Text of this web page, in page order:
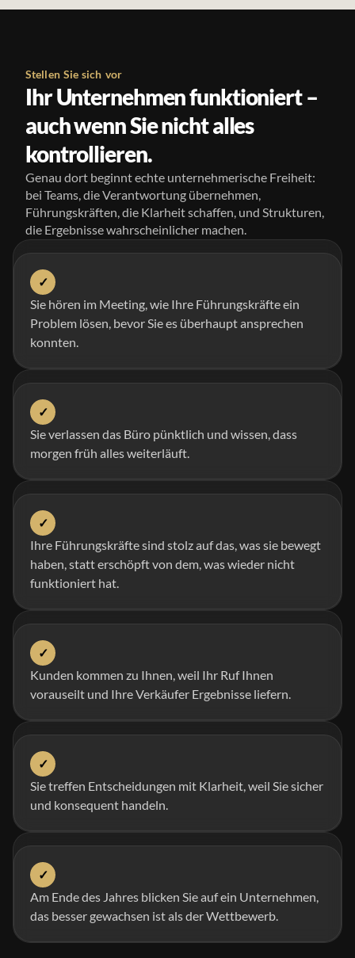
Stellen Sie sich vor
Ihr Unternehmen funktioniert –
auch wenn Sie nicht alles
kontrollieren.
Genau dort beginnt echte unternehmerische Freiheit:
bei Teams, die Verantwortung übernehmen,
Führungskräften, die Klarheit schaffen, und Strukturen,
die Ergebnisse wahrscheinlicher machen.
✓
Sie hören im Meeting, wie Ihre Führungskräfte ein
Problem lösen, bevor Sie es überhaupt ansprechen
konnten.
✓
Sie verlassen das Büro pünktlich und wissen, dass
morgen früh alles weiterläuft.
✓
Ihre Führungskräfte sind stolz auf das, was sie bewegt
haben, statt erschöpft von dem, was wieder nicht
funktioniert hat.
✓
Kunden kommen zu Ihnen, weil Ihr Ruf Ihnen
vorauseilt und Ihre Verkäufer Ergebnisse liefern.
✓
Sie treffen Entscheidungen mit Klarheit, weil Sie sicher
und konsequent handeln.
✓
Am Ende des Jahres blicken Sie auf ein Unternehmen,
das besser gewachsen ist als der Wettbewerb.